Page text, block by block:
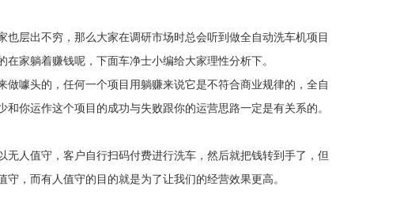
层出不穷，那么大家在调研市场时总会听到做全自动洗车机项目
家躺着赚钱呢，下面车净士小编给大家理性分析下。
噱头的，任何一个项目用躺赚来说它是不符合商业规律的，全自
你运作这个项目的成功与失败跟你的运营思路一定是有关系的。
人值守，客户自行扫码付费进行洗车，然后就把钱转到手了，但
，而有人值守的目的就是为了让我们的经营效果更高。